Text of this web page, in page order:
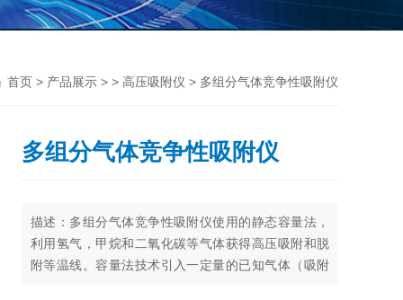
首页 > 产品展示 > > 高压吸附仪 > 多组分气体竞争性吸附仪
多组分气体竞争性吸附仪
描述：多组分气体竞争性吸附仪使用的静态容量法，
利用氢气，甲烷和二氧化碳等气体获得高压吸附和脱
附等温线。容量法技术引入一定量的已知气体（吸附